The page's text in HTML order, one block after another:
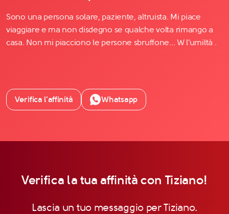
Sono una persona solare, paziente, altruista. Mi piace
viaggiare e ma non disdegno se qualche volta rimango a
casa. Non mi piacciono le persone sbruffone... W l'umiltà .
Verifica l’affinità Whatsapp
Verifica la tua affinità con Tiziano!
Lascia un tuo messaggio per Tiziano.